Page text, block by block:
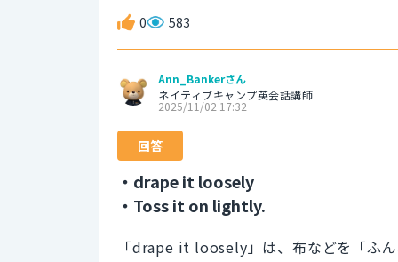
0 583
Ann_Bankerさん
ネイティブキャンプ英会話講師
2025/11/02 17:32
回答
・drape it loosely
・Toss it on lightly.
「drape it loosely」は、布などを「ふ